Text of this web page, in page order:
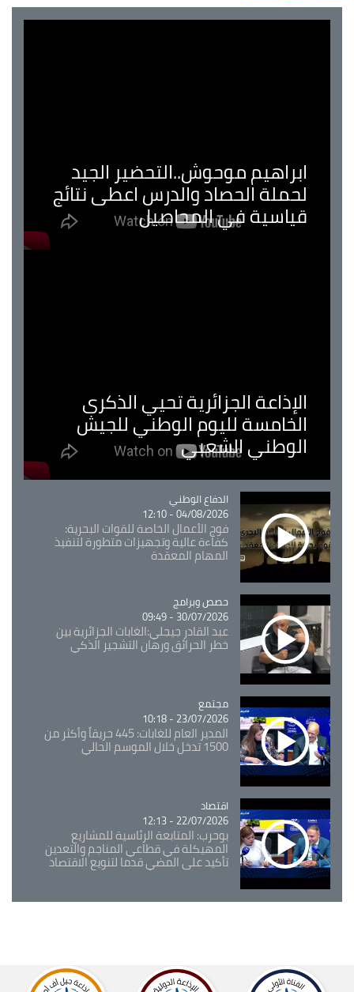
ابراهيم موحوش..التحضير الجيد
لحملة الحصاد والدرس اعطى نتائج
قياسية في المحاصيل
الإذاعة الجزائرية تحيي الذكرى
الخامسة لليوم الوطني للجيش
الوطني الشعبي
Catégorie
الدفاع الوطني
04/08/2026 - 12:10
فوج الأعمال الخاصة للقوات البحرية:
كفاءة عالية وتجهيزات متطورة لتنفيذ
المهام المعقدة
Catégorie
حصص وبرامج
30/07/2026 - 09:49
عبد القادر جيجلي:الغابات الجزائرية بين
خطر الحرائق ورهان التشجير الذكي
Catégorie
مجتمع
23/07/2026 - 10:18
المدير العام للغابات: 445 حريقاً وأكثر من
1500 تدخل خلال الموسم الحالي
Catégorie
اقتصاد
22/07/2026 - 12:13
بوحرب: المتابعة الرئاسية للمشاريع
المهيكلة في قطاعي المناجم والتعدين
تأكيد على المضي قدما لتنويع الاقتصاد